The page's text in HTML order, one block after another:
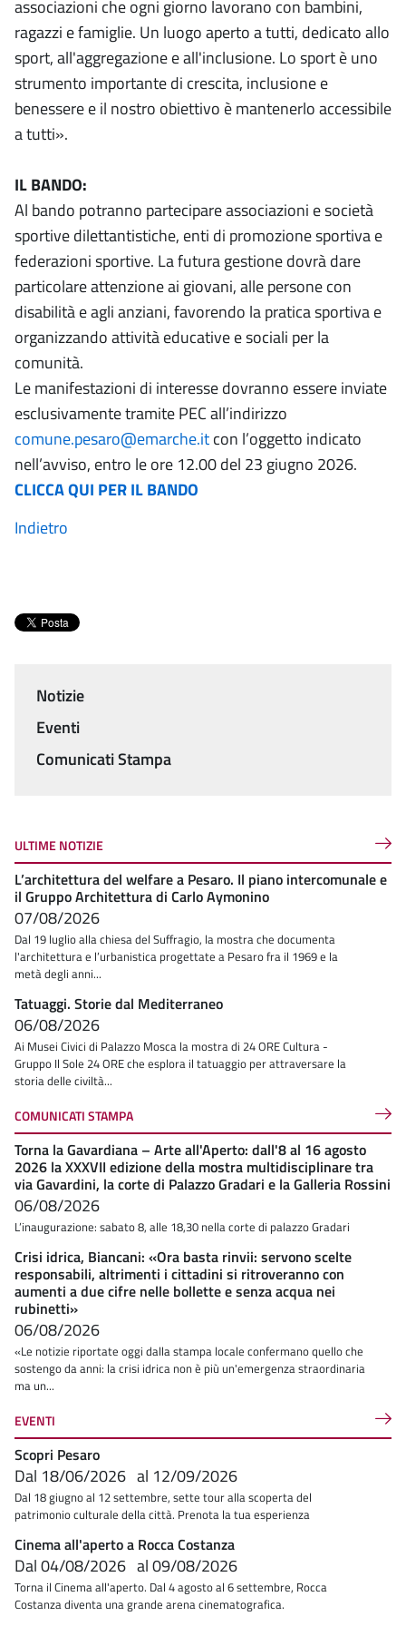
associazioni che ogni giorno lavorano con bambini,
ragazzi e famiglie. Un luogo aperto a tutti, dedicato allo
sport, all'aggregazione e all'inclusione. Lo sport è uno
strumento importante di crescita, inclusione e
benessere e il nostro obiettivo è mantenerlo accessibile
a tutti».
IL BANDO:
Al bando potranno partecipare associazioni e società
sportive dilettantistiche, enti di promozione sportiva e
federazioni sportive. La futura gestione dovrà dare
particolare attenzione ai giovani, alle persone con
disabilità e agli anziani, favorendo la pratica sportiva e
organizzando attività educative e sociali per la
comunità.
Le manifestazioni di interesse dovranno essere inviate
esclusivamente tramite PEC all’indirizzo
comune.pesaro@emarche.itcon l’oggetto indicato
nell’avviso, entro le ore 12.00 del 23 giugno 2026.
CLICCA QUI PER IL BANDO
Indietro
Menu
Notizie
Eventi
Comunicati Stampa
ULTIME NOTIZIE
L’architettura del welfare a Pesaro. Il piano intercomunale e
il Gruppo Architettura di Carlo Aymonino
07/08/2026
Dal 19 luglio alla chiesa del Suffragio, la mostra che documenta
l'architettura e l’urbanistica progettate a Pesaro fra il 1969 e la
metà degli anni...
Tatuaggi. Storie dal Mediterraneo
06/08/2026
Ai Musei Civici di Palazzo Mosca la mostra di 24 ORE Cultura -
Gruppo Il Sole 24 ORE che esplora il tatuaggio per attraversare la
storia delle civiltà...
COMUNICATI STAMPA
Torna la Gavardiana – Arte all'Aperto: dall'8 al 16 agosto
2026 la XXXVII edizione della mostra multidisciplinare tra
via Gavardini, la corte di Palazzo Gradari e la Galleria Rossini
06/08/2026
L’inaugurazione: sabato 8, alle 18,30 nella corte di palazzo Gradari
Crisi idrica, Biancani: «Ora basta rinvii: servono scelte
responsabili, altrimenti i cittadini si ritroveranno con
aumenti a due cifre nelle bollette e senza acqua nei
rubinetti»
06/08/2026
«Le notizie riportate oggi dalla stampa locale confermano quello che
sostengo da anni: la crisi idrica non è più un'emergenza straordinaria
ma un...
EVENTI
Scopri Pesaro
Dal 18/06/2026 al 12/09/2026
Dal 18 giugno al 12 settembre, sette tour alla scoperta del
patrimonio culturale della città. Prenota la tua esperienza
Cinema all'aperto a Rocca Costanza
Dal04/08/2026 al09/08/2026
Torna il Cinema all'aperto. Dal 4 agosto al 6 settembre, Rocca
Costanza diventa una grande arena cinematografica.